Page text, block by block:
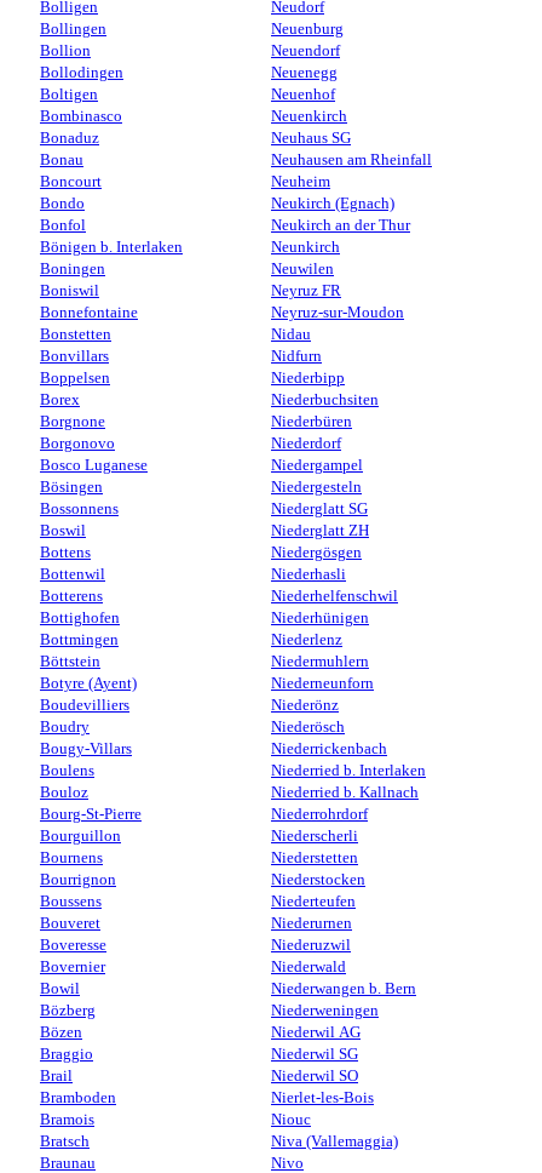
Bolligen
Bollingen
Bollion
Bollodingen
Boltigen
Bombinasco
Bonaduz
Bonau
Boncourt
Bondo
Bonfol
Bönigen b. Interlaken
Boningen
Boniswil
Bonnefontaine
Bonstetten
Bonvillars
Boppelsen
Borex
Borgnone
Borgonovo
Bosco Luganese
Bösingen
Bossonnens
Boswil
Bottens
Bottenwil
Botterens
Bottighofen
Bottmingen
Böttstein
Botyre (Ayent)
Boudevilliers
Boudry
Bougy-Villars
Boulens
Bouloz
Bourg-St-Pierre
Bourguillon
Bournens
Bourrignon
Boussens
Bouveret
Boveresse
Bovernier
Bowil
Bözberg
Bözen
Braggio
Brail
Bramboden
Bramois
Bratsch
Braunau
Neudorf
Neuenburg
Neuendorf
Neuenegg
Neuenhof
Neuenkirch
Neuhaus SG
Neuhausen am Rheinfall
Neuheim
Neukirch (Egnach)
Neukirch an der Thur
Neunkirch
Neuwilen
Neyruz FR
Neyruz-sur-Moudon
Nidau
Nidfurn
Niederbipp
Niederbuchsiten
Niederbüren
Niederdorf
Niedergampel
Niedergesteln
Niederglatt SG
Niederglatt ZH
Niedergösgen
Niederhasli
Niederhelfenschwil
Niederhünigen
Niederlenz
Niedermuhlern
Niederneunforn
Niederönz
Niederösch
Niederrickenbach
Niederried b. Interlaken
Niederried b. Kallnach
Niederrohrdorf
Niederscherli
Niederstetten
Niederstocken
Niederteufen
Niederurnen
Niederuzwil
Niederwald
Niederwangen b. Bern
Niederweningen
Niederwil AG
Niederwil SG
Niederwil SO
Nierlet-les-Bois
Niouc
Niva (Vallemaggia)
Nivo